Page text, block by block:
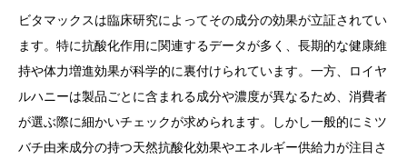
ビタマックスは臨床研究によってその成分の効果が立証されてい
ます。特に抗酸化作用に関連するデータが多く、長期的な健康維
持や体力増進効果が科学的に裏付けられています。一方、ロイヤ
ルハニーは製品ごとに含まれる成分や濃度が異なるため、消費者
が選ぶ際に細かいチェックが求められます。しかし一般的にミツ
バチ由来成分の持つ天然抗酸化効果やエネルギー供給力が注目さ